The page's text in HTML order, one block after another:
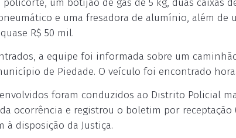
um botijão de gás de 5 kg, duas caixas
e uma fresadora de alumínio, além de
R$ 50 mil.
a equipe foi informada sobre um
de Piedade. O veículo foi encontrado
foram conduzidos ao Distrito Policial
ocorrência e registrou o boletim por receptação
à disposição da Justiça.